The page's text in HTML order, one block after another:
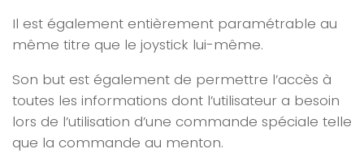
Il est également entièrement paramétrable au
même titre que le joystick lui-même.
Son but est également de permettre l’accès à
toutes les informations dont l’utilisateur a besoin
lors de l’utilisation d’une commande spéciale telle
que la commande au menton.